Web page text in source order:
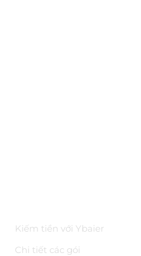
Kiếm tiền với Ybaier
Chi tiết các gói